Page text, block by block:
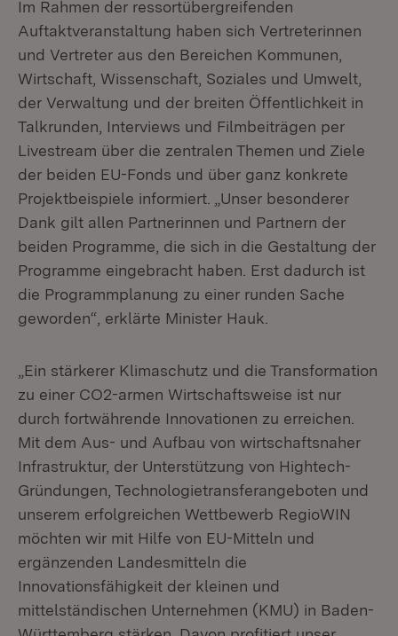
Im Rahmen der ressortübergreifenden
Auftaktveranstaltung haben sich Vertreterinnen
und Vertreter aus den Bereichen Kommunen,
Wirtschaft, Wissenschaft, Soziales und Umwelt,
der Verwaltung und der breiten Öffentlichkeit in
Talkrunden, Interviews und Filmbeiträgen per
Livestream über die zentralen Themen und Ziele
der beiden EU-Fonds und über ganz konkrete
Projektbeispiele informiert. „Unser besonderer
Dank gilt allen Partnerinnen und Partnern der
beiden Programme, die sich in die Gestaltung der
Programme eingebracht haben. Erst dadurch ist
die Programmplanung zu einer runden Sache
geworden“, erklärte Minister Hauk.
„Ein stärkerer Klimaschutz und die Transformation
zu einer CO2-armen Wirtschaftsweise ist nur
durch fortwährende Innovationen zu erreichen.
Mit dem Aus- und Aufbau von wirtschaftsnaher
Infrastruktur, der Unterstützung von Hightech-
Gründungen, Technologietransferangeboten und
unserem erfolgreichen Wettbewerb RegioWIN
möchten wir mit Hilfe von EU-Mitteln und
ergänzenden Landesmitteln die
Innovationsfähigkeit der kleinen und
mittelständischen Unternehmen (KMU) in Baden-